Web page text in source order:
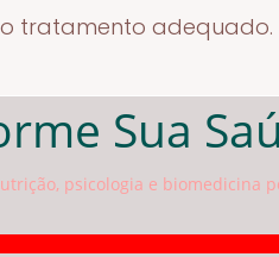
tratamento adequado.
Sua
psicologia e biomedicina